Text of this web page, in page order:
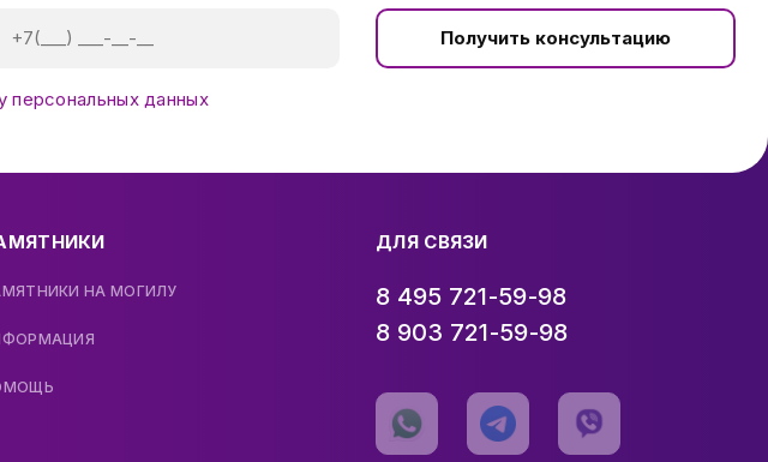
Получить консультацию
персональных данных
НА МОГИЛУ
ДЛЯ СВЯЗИ
8 495 721-59-98
8 903 721-59-98